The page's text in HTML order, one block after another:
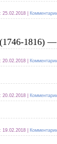
25.02.2018
1816) —
20.02.2018
20.02.2018
19.02.2018